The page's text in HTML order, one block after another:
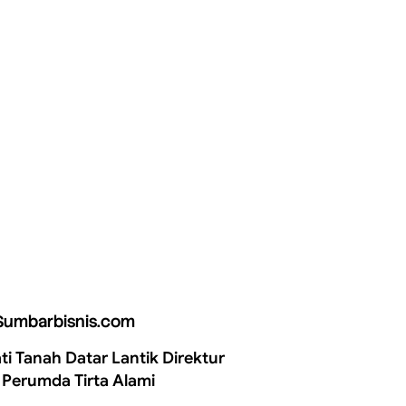
Tanah Datar Lantik Direktur
Tirta Alami